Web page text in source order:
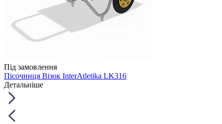
Під замовлення
Пісочниця Візок InterAtletika LK316
Детальніше